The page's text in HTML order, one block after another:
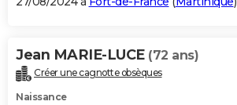
Jean MARIE-LUCE (72 ans)
Créer une cagnotte obsèques
Naissance